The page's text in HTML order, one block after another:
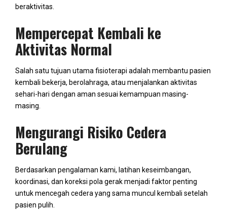
beraktivitas.
Mempercepat Kembali ke
Aktivitas Normal
Salah satu tujuan utama fisioterapi adalah membantu pasien
kembali bekerja, berolahraga, atau menjalankan aktivitas
sehari-hari dengan aman sesuai kemampuan masing-
masing.
Mengurangi Risiko Cedera
Berulang
Berdasarkan pengalaman kami, latihan keseimbangan,
koordinasi, dan koreksi pola gerak menjadi faktor penting
untuk mencegah cedera yang sama muncul kembali setelah
pasien pulih.